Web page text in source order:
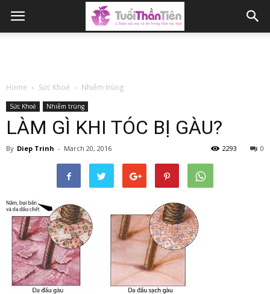
Home Sức Khoẻ Nhiễm trùng
Sức Khoẻ Nhiễm trùng
LÀM GÌ KHI TÓC BỊ GÀU?
By Diep Trinh - March 20, 2016 0
2293